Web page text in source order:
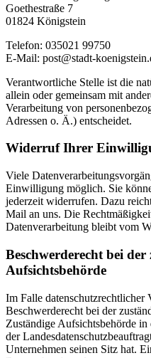
Goethestraße 7
01824 Königstein
Telefon: 035021 99750
E-Mail: post@stadt-
Verantwortliche Stelle ist die
allein oder gemeinsam mit
Verarbeitung von
Adressen o. Ä.) entscheidet.
Widerruf Ihrer
Viele
Einwilligung möglich. Sie
jederzeit widerrufen. Dazu
Mail an uns. Die
Datenverarbeitung bleibt vom
Beschwerderecht bei der
Aufsichtsbehörde
Im Falle datenschutzrechtlicher
Beschwerderecht bei der
Zuständige Aufsichtsbehörde
der
Unternehmen seinen Sitz hat.